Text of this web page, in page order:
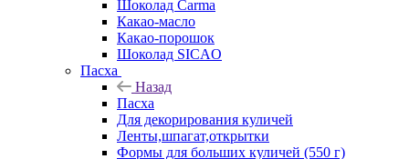
Шоколад Carma
Какао-масло
Какао-порошок
Шоколад SICAO
Пасха
Назад
Пасха
Для декорирования куличей
Ленты,шпагат,открытки
Формы для больших куличей (550 г)